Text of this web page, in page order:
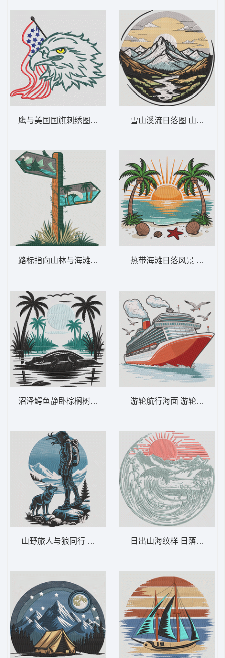
鹰与美国国旗刺绣图案 爱国的秃鹰-DST格式
路标指向山林与海滩 山与海滩标志——冒险-
沼泽鳄鱼静卧棕榈树下 沼泽鳄鱼 – 热带日
山野旅人与狼同行 徒步旅行与狼群探险——
雪山溪流日落图 山间日
热带海滩日落风景 热带
游轮航行海面 游轮探险
日出山海纹样 日落波浪山